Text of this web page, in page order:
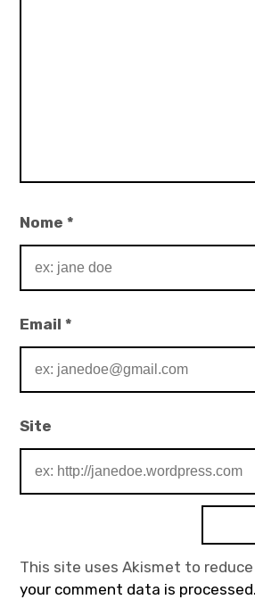
Nome*
Email*
Site
This site uses Akismet to reduce
your comment data is processed.